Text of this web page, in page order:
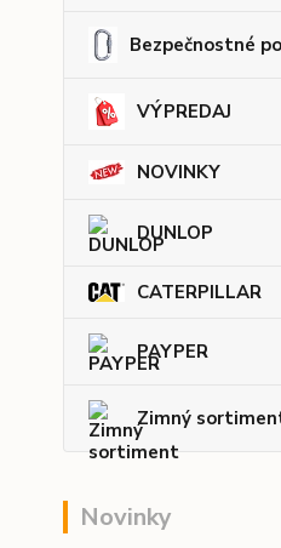
Bezpečnostné
VÝPREDAJ
NOVINKY
DUNLOP
CATERPILLAR
PAYPER
Zimný
Novinky